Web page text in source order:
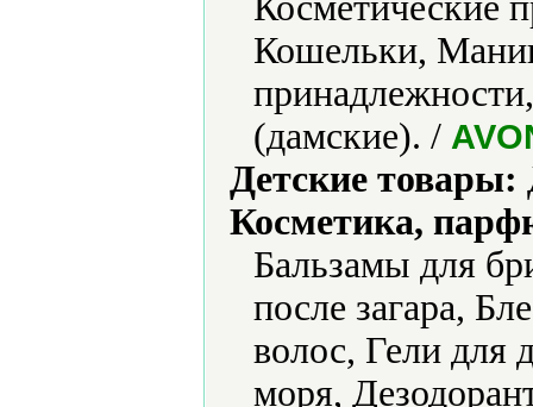
Кошельки,
(дамские). /
Детские товары:
Косметика,
Бальзамы для
после загара,
волос, Гели для
моря,